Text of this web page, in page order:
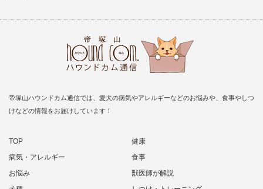
帝塚山ハウンドカム通信では、愛犬の病気やアレルギーなどのお悩みや、食事やしつ
けなどの情報をお届けしています！
TOP
健康
病気・アレルギー
食事
お悩み
獣医師が解説